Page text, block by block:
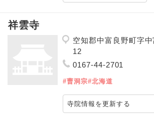
祥雲寺
空知郡中富良野町字
12
0167-44-2701
#曹洞宗#北海道
寺院情報を更新する